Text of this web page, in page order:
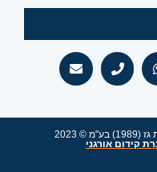
2023
קידום אורגני